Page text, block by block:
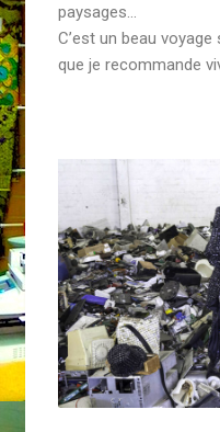
paysages…
C’est un beau
que je recommande